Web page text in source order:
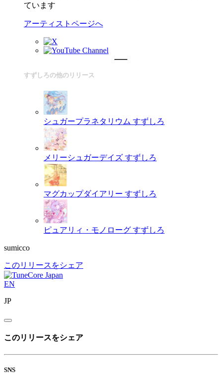
ています
アーティストページへ
すずしろの他のリリース
シュガープラネタリウム すずしろ
メリーシュガーデイズ すずしろ
マグカップダイアリー すずしろ
ピュアリィ・モノローグ すずしろ
sumicco
このリリースをシェア
EN
JP
このリリースをシェア
SNS